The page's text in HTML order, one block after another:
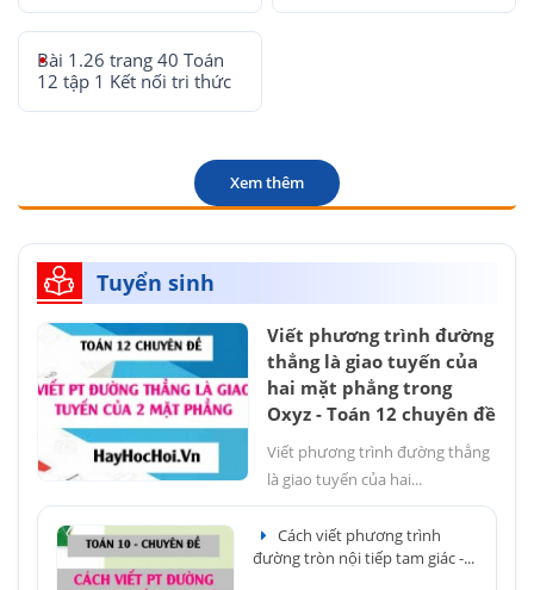
Bài 1.26 trang 40 Toán
12 tập 1 Kết nối tri thức
Xem thêm
Tuyển sinh
Viết phương trình đường
thẳng là giao tuyến của
hai mặt phẳng trong
Oxyz - Toán 12 chuyên đề
Viết phương trình đường thẳng
là giao tuyến của hai...
Cách viết phương trình
đường tròn nội tiếp tam giác -...